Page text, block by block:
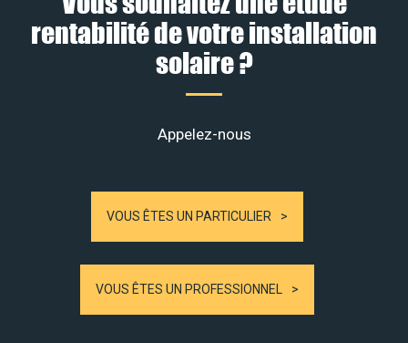
rentabilité de votre installation
solaire ?
Appelez-nous
VOUS ÊTES UN PARTICULIER
VOUS ÊTES UN PROFESSIONNEL